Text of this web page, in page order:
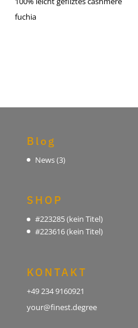
fuchia
Blog
News(3)
SHOP
#223285 (kein Titel)
#223616 (kein Titel)
KONTAKT
+49 234 9160921
your@finest.degree